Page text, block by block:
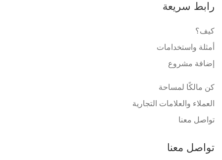
رابط سريعة
كيف؟
أمثلة واستخدامات
إضافة مشروع
كن مالكًا لمساحة
العملاء والعلامات التجارية
تواصل معنا
تواصل معنا